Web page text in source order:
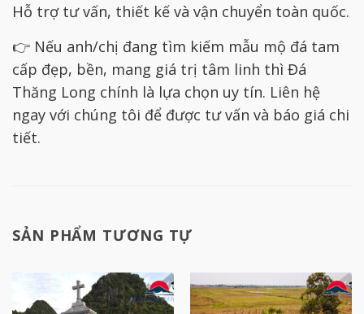
Hỗ trợ tư vấn, thiết kế và vận chuyển toàn quốc.
👉 Nếu anh/chị đang tìm kiếm mẫu mộ đá tam
cấp đẹp, bền, mang giá trị tâm linh thì Đá
Thăng Long chính là lựa chọn uy tín. Liên hệ
ngay với chúng tôi để được tư vấn và báo giá chi
tiết.
SẢN PHẨM TƯƠNG TỰ